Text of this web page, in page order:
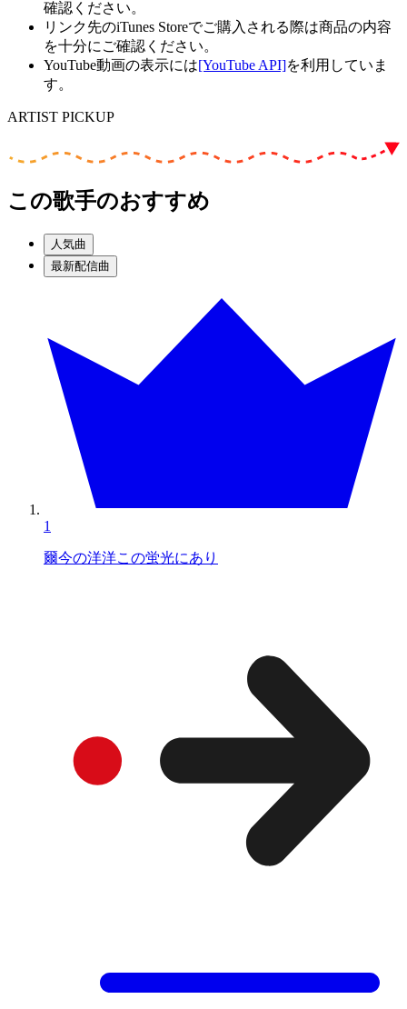
確認ください。
リンク先のiTunes Storeでご購入される際は商品の内容
を十分にご確認ください。
YouTube動画の表示には[YouTube API]を利用していま
す。
ARTIST PICKUP
この歌手のおすすめ
人気曲
最新配信曲
1
爾今の洋洋この蛍光にあり